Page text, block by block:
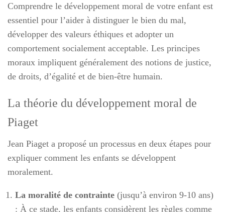
Comprendre le développement moral de votre enfant est
essentiel pour l’aider à distinguer le bien du mal,
développer des valeurs éthiques et adopter un
comportement socialement acceptable. Les principes
moraux impliquent généralement des notions de justice,
de droits, d’égalité et de bien-être humain.
La théorie du développement moral de
Piaget
Jean Piaget a proposé un processus en deux étapes pour
expliquer comment les enfants se développent
moralement.
La moralité de contrainte (jusqu’à environ 9-10 ans)
: À ce stade, les enfants considèrent les règles comme